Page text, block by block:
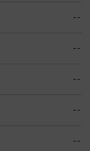
--
--
--
--
--